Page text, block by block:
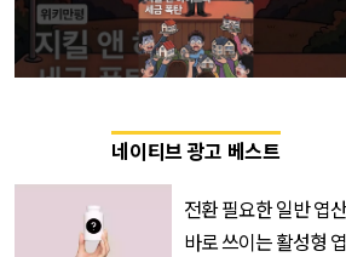
네이티브 광고 베스트
전환 필요한 일반 엽
바로 쓰이는 활성형 엽